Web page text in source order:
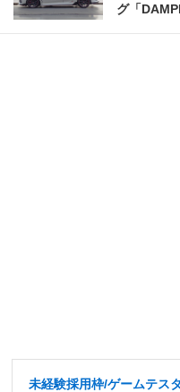
グ「
未経験採用枠/ゲームテス